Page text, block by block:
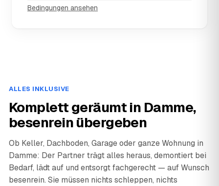
Bedingungen ansehen
ALLES INKLUSIVE
Komplett geräumt in Damme,
besenrein übergeben
Ob Keller, Dachboden, Garage oder ganze Wohnung in
Damme: Der Partner trägt alles heraus, demontiert bei
Bedarf, lädt auf und entsorgt fachgerecht — auf Wunsch
besenrein. Sie müssen nichts schleppen, nichts